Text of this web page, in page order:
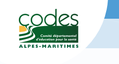
CoDES 06 -